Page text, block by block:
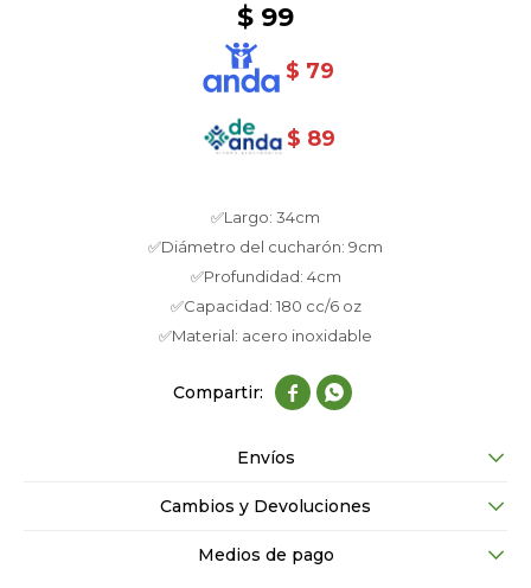
$ 99
$ 79
$ 89
✅Largo: 34cm
✅Diámetro del cucharón: 9cm
✅Profundidad: 4cm
✅Capacidad: 180 cc/6 oz
✅Material: acero inoxidable
 
Envíos
Cambios y Devoluciones
Medios de pago